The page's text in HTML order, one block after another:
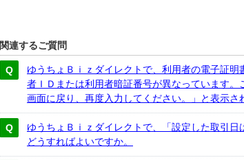
関連するご質問
ゆうちょＢｉｚダイレクトで、利用者の電子証
者ＩＤまたは利用者暗証番号が異なっています
画面に戻り、再度入力してください。」と表示さ
ゆうちょＢｉｚダイレクトで、「設定した取引日
どうすればよいですか。